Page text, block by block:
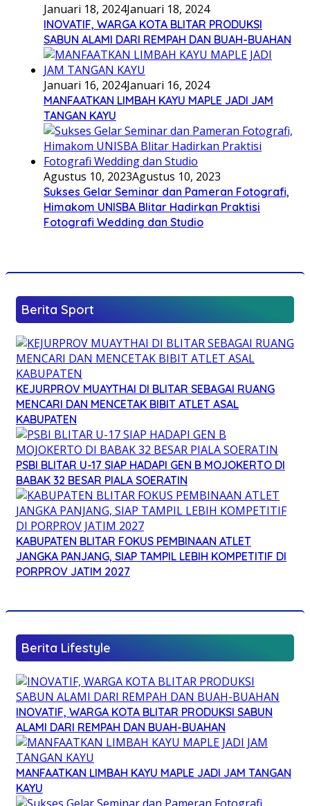
Januari 18, 2024Januari 18, 2024
INOVATIF, WARGA KOTA BLITAR PRODUKSI
SABUN ALAMI DARI REMPAH DAN BUAH-BUAHAN
Januari 16, 2024Januari 16, 2024
MANFAATKAN LIMBAH KAYU MAPLE JADI JAM
TANGAN KAYU
Agustus 10, 2023Agustus 10, 2023
Sukses Gelar Seminar dan Pameran Fotografi,
Himakom UNISBA Blitar Hadirkan Praktisi
Fotografi Wedding dan Studio
Berita Sport
KEJURPROV MUAYTHAI DI BLITAR SEBAGAI RUANG
MENCARI DAN MENCETAK BIBIT ATLET ASAL
KABUPATEN
PSBI BLITAR U-17 SIAP HADAPI GEN B MOJOKERTO DI
BABAK 32 BESAR PIALA SOERATIN
KABUPATEN BLITAR FOKUS PEMBINAAN ATLET
JANGKA PANJANG, SIAP TAMPIL LEBIH KOMPETITIF DI
PORPROV JATIM 2027
Berita Lifestyle
INOVATIF, WARGA KOTA BLITAR PRODUKSI SABUN
ALAMI DARI REMPAH DAN BUAH-BUAHAN
MANFAATKAN LIMBAH KAYU MAPLE JADI JAM TANGAN
KAYU